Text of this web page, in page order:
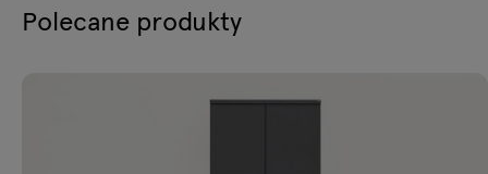
Polecane produkty